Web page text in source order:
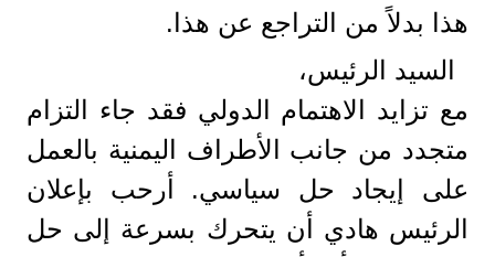
هذا بدلاً من التراجع عن هذا.
السيد الرئيس،
مع تزايد الاهتمام الدولي فقد جاء التزام
متجدد من جانب الأطراف اليمنية بالعمل
على إيجاد حل سياسي. أرحب بإعلان
الرئيس هادي أن يتحرك بسرعة إلى حل